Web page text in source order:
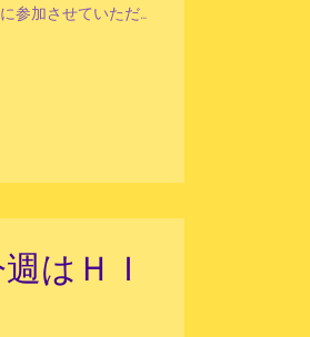
参加させていただき
はＨＩ